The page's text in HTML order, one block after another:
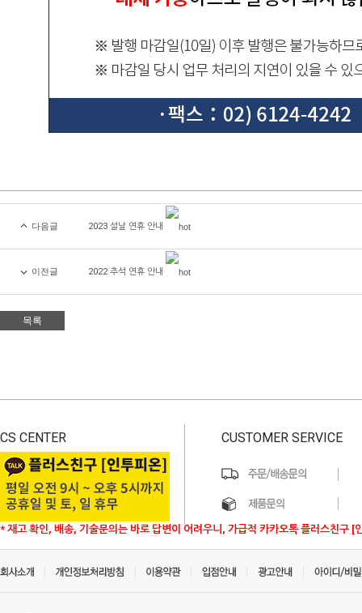
다음글 2023 설날 연휴 안내
이전글 2022 추석 연휴 안내
목록
CS CENTER
* 재고 확인, 배송, 기술문의는 바로 답변이 어려우니, 가급적 카카오톡 플러스친구 [
CUSTOMER SERVICE